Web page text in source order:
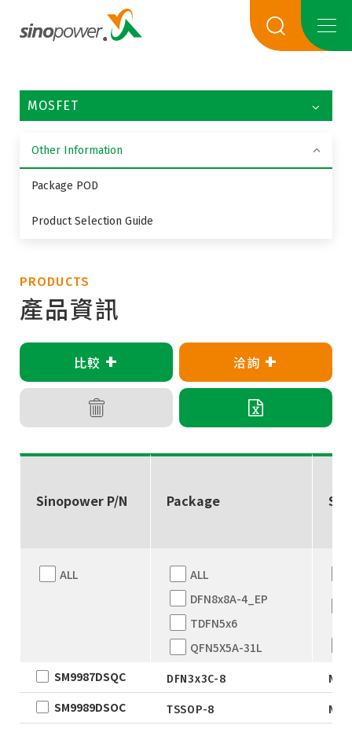
MOSFET
Other Information
Package POD
Product Selection Guide
PRODUCTS
產品資訊
比較 + 洽詢 +
Sinopower P/N Package
ALL
ALL
DFN8x8A-4_EP
TDFN5x6
QFN5X5A-31L
WLCSP
EWLCSP-A
DFN0.6x1.0-3_EP
SM9987DSQC DFN3x3C-8 New
SM9989DSOC TSSOP-8 New